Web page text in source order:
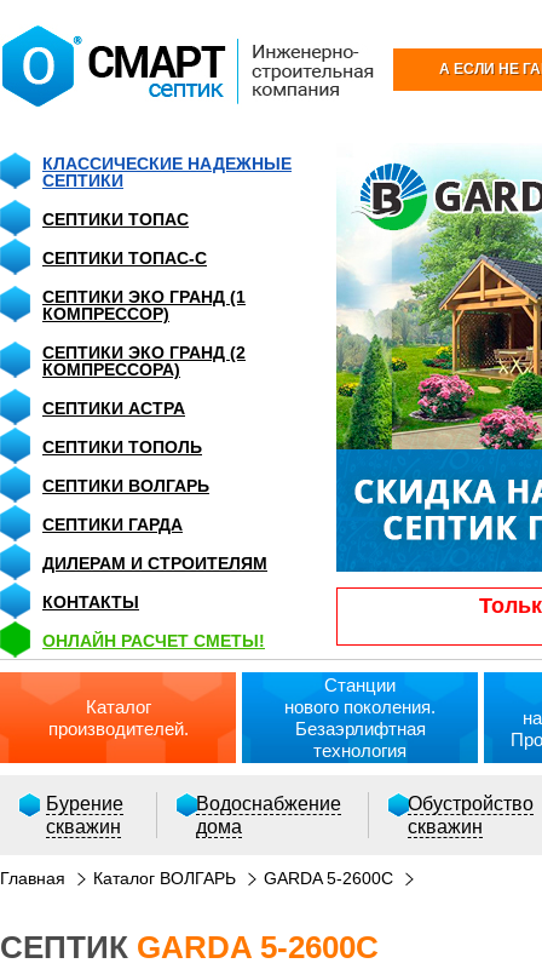
А ЕСЛИ НЕ
КЛАССИЧЕСКИЕ НАДЕЖНЫЕ
СЕПТИКИ
СЕПТИКИ ТОПАС
СЕПТИКИ ТОПАС-С
СЕПТИКИ ЭКО ГРАНД (1
КОМПРЕССОР)
СЕПТИКИ ЭКО ГРАНД (2
КОМПРЕССОРА)
СЕПТИКИ АСТРА
СЕПТИКИ ТОПОЛЬ
СЕПТИКИ ВОЛГАРЬ
СЕПТИКИ ГАРДА
ДИЛЕРАМ И СТРОИТЕЛЯМ
КОНТАКТЫ
ОНЛАЙН РАСЧЕТ СМЕТЫ!
Каталог
производителей.
Станции
нового поколения.
Безаэрлифтная
технология
Бурение
скважин
Водоснабжение
дома
Обустройство
скважин
Главная Каталог ВОЛГАРЬ GARDA 5-2600C
СЕПТИК GARDA 5-2600C